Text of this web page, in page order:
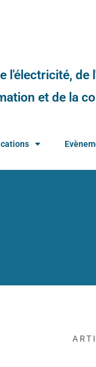
l'électricité,
et de la